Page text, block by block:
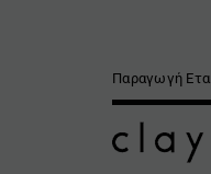
Παραγωγή